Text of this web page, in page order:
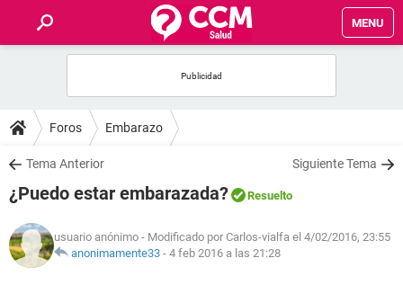
MENU
FOROS
SALUD
FAMILIA
NUTRICIÓN
Foros Embarazo
Tema Anterior Siguiente Tema
¿Puedo estar embarazada? Resuelto
usuario anónimo - Modificado por Carlos-vialfa el 4/02/2016, 23:55
anonimamente33 - 4 feb 2016 a las 21:28